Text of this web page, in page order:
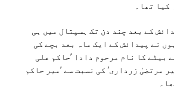
تھا۔
کے بعد چند دن تک ہسپتال میں ہی
نے پیدائش کے ایک ماہ بعد بچے کی
بیٹے کا نام مرحوم دادا ’حاکم علی
مرتضیٰ زرداری‘ کی نسبت سے ’میر حاکم